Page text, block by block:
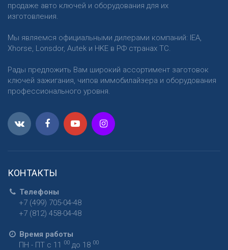
продаже авто ключей и оборудования для их
изготовления.
Мы являемся официальными дилерами компаний: IEA,
Xhorse, Lonsdor, Autek и HKE в РФ странах ТС.
Рады предложить Вам широкий ассортимент заготовок
ключей зажигания, чипов иммобилайзера и оборудования
профессионального уровня.
КОНТАКТЫ
Телефоны
+7 (499) 705-04-48
+7 (812) 458-04-48
Время работы
ПН - ПТ с 11
00 до 18 00